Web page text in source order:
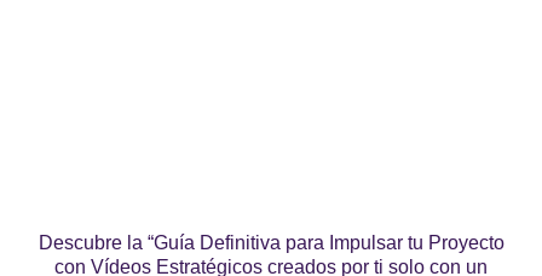
Descubre la “Guía Definitiva para Impulsar tu Proyecto
con Vídeos Estratégicos creados por ti solo con un